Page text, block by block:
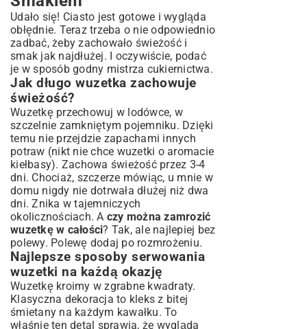
Udało się! Ciasto jest gotowe i wygląda
obłędnie. Teraz trzeba o nie odpowiednio
zadbać, żeby zachowało świeżość i
smak jak najdłużej. I oczywiście, podać
je w sposób godny mistrza cukiernictwa.
Jak długo wuzetka zachowuje
świeżość?
Wuzetkę przechowuj w lodówce, w
szczelnie zamkniętym pojemniku. Dzięki
temu nie przejdzie zapachami innych
potraw (nikt nie chce wuzetki o aromacie
kiełbasy). Zachowa świeżość przez 3-4
dni. Chociaż, szczerze mówiąc, u mnie w
domu nigdy nie dotrwała dłużej niż dwa
dni. Znika w tajemniczych
okolicznościach. A czy można zamrozić
wuzetkę w całości? Tak, ale najlepiej bez
polewy. Polewę dodaj po rozmrożeniu.
Najlepsze sposoby serwowania
wuzetki na każdą okazję
Wuzetkę kroimy w zgrabne kwadraty.
Klasyczna dekoracja to kleks z bitej
śmietany na każdym kawałku. To
właśnie ten detal sprawia, że wygląda